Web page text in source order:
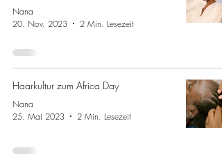
Nana
20. Nov. 2023
2 Min. Lesezeit
Haarkultur zum Africa Day
Nana
25. Mai 2023
2 Min. Lesezeit